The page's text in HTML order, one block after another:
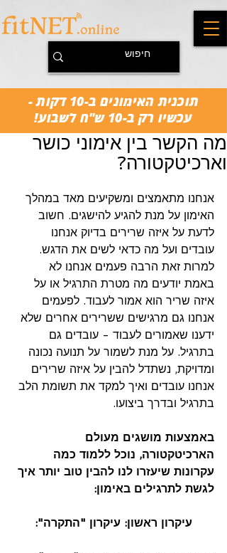
תוכנית האימונים ב-10 דקות -
עכשיו רק ב-10 ש"ח לשבוע!
מה הקשר בין אימוני כושר
וארכיטקטורה?
אנחנו מתאמצים ומשקיעים מאד במהלך
האימון על מנת להגיע להישגים. חשוב
לדעת על איזה שרירים בדיוק אנחנו
עובדים ועל מה כדאי לשים את הדגש.
למרות זאת הרבה פעמים אנחנו לא
באמת יודעים מה מטרת התרגיל או על
איזה שריר הוא אמור לעבוד. לפעמים
אנחנו גם מרגישים ששרירים אחרים שלא
ידענו שאמורים לעבוד - עובדים גם
בתרגיל. על מנת לשמור על תנועה נכונה
ומדויקת, נשתדל להבין על איזה שרירים
אנחנו עובדים ואיך למקד את תשומת הלב
בתרגיל ובדרך ביצועו.
באמצעות מושגים מעולם
הארכיטקטורה, נוכל ללמוד כמה
עקרונות שיעזרו לנו להבין טוב יותר איך
לגשת לתרגילים באימון:
עיקרון ראשון: עיקרון "התקרה":